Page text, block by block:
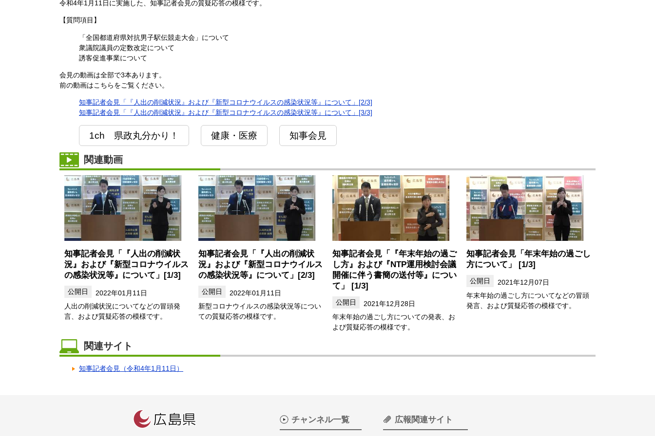
令和4年1月11日に実施した、知事記者会見の質疑応答の模様です。
【質問項目】
「全国都道府県対抗男子駅伝競走大会」について
衆議院議員の定数改定について
誘客促進事業について
会見の動画は全部で3本あります。
前の動画はこちらをご覧ください。
知事記者会見「『人出の削減状況』および『新型コロナウイルスの感染状況等』について」[2/3]
知事記者会見「『人出の削減状況』および『新型コロナウイルスの感染状況等』について」[3/3]
1ch 県政丸分かり！ 健康・医療 知事会見
関連動画
知事記者会見「『人出の削減状
況』および『新型コロナウイルス
の感染状況等』について」[1/3]
2022年01月11日
人出の削減状況についてなどの冒頭発
言、および質疑応答の模様です。
知事記者会見「『人出の削減状
況』および『新型コロナウイルス
の感染状況等』について」[2/3]
2022年01月11日
新型コロナウイルスの感染状況等につい
ての質疑応答の模様です。
知事記者会見「『年末年始の過ご
し方』および『NTP運用検討会議
開催に伴う書簡の送付等』につい
て」 [1/3]
2021年12月28日
年末年始の過ごし方についての発表、お
よび質疑応答の模様です。
知事記者会見「年末年始の過ごし
方について」 [1/3]
2021年12月07日
年末年始の過ごし方についてなどの冒頭
発言、および質疑応答の模様です。
関連サイト
知事記者会見（令和4年1月11日）
チャンネル一覧 広報関連サイト